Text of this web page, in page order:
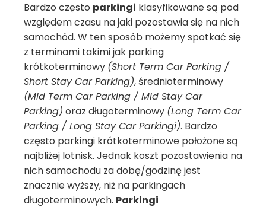
Bardzo często parkingi klasyfikowane są pod
względem czasu na jaki pozostawia się na nich
samochód. W ten sposób możemy spotkać się
z terminami takimi jak parking
krótkoterminowy (Short Term Car Parking /
Short Stay Car Parking), średnioterminowy
(Mid Term Car Parking / Mid Stay Car
Parking) oraz długoterminowy (Long Term Car
Parking / Long Stay Car Parkingi). Bardzo
często parkingi krótkoterminowe położone są
najbliżej lotnisk. Jednak koszt pozostawienia na
nich samochodu za dobę/godzinę jest
znacznie wyższy, niż na parkingach
długoterminowych. Parkingi